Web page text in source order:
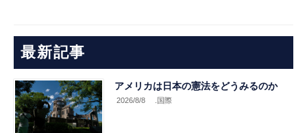
最新記事
アメリカは日本の憲法をどうみるのか
2026/8/8 .国際